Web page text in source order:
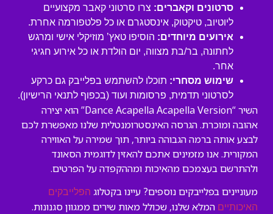
סרטונים וקאברים: צרו סרטוני קאבר מקצועיים
ליוטיוב, טיקטוק, אינסטגרם או כל פלטפורמה אחרת.
אירועים מיוחדים: הוסיפו טאץ’ מוזיקלי אישי ומרגש
לחתונה, בר/בת מצווה, יום הולדת או כל אירוע חגיגי
אחר.
שימוש מסחרי: תוכלו להשתמש בפלייבק גם כרקע
לסרטוני תדמית, פרסומות ועוד (בכפוף לתנאי הרישיון).
השיר “Dance Acapella Acapella Version” הוא יצירה
אהובה ומוכרת. הגרסה האינסטרומנטלית שלנו מאפשרת לכם
לבצע אותה ברמה הגבוהה ביותר, תוך שמירה על האווירה
המקורית. אנו מזמינים אתכם להאזין לדוגמית הסאונד
ולהתרשם בעצמכם מהאיכות ומההקפדה על הפרטים.
מעוניינים בפלייבקים נוספים? עיינו בקטלוג הפלייבקים
האיכותיים המלא שלנו, שכולל מאות שירים ממגוון סגנונות.